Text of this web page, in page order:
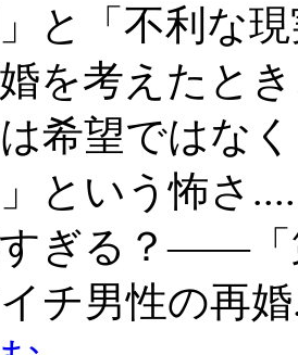
と「不利な
を考えたと
希望ではな
という怖さ
ぎる？——「
チ男性の再